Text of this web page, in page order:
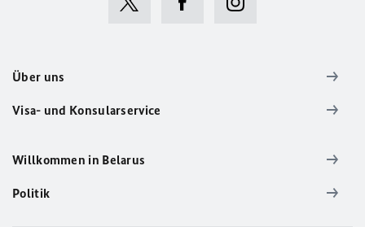
Über uns
Visa- und Konsularservice
Willkommen in Belarus
Politik